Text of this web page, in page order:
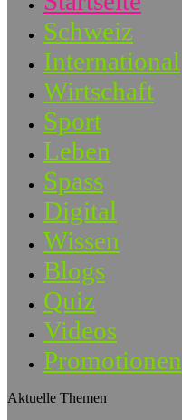
Schweiz
International
Wirtschaft
Sport
Leben
Spass
Digital
Wissen
Blogs
Quiz
Videos
Promotionen
Aktuelle Themen